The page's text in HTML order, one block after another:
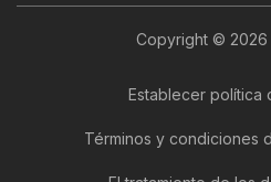
Copyright © 2026
Establecer política
Términos y condiciones